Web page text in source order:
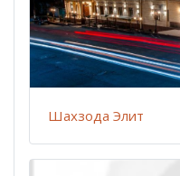
Шахзода Элит